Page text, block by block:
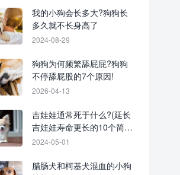
我的小狗会长多大?狗狗长
多久就不长身高了
2024-08-29
狗狗为何频繁舔屁屁?狗狗
不停舔屁股的7个原因!
2026-04-13
吉娃娃通常死于什么?(延长
吉娃娃寿命更长的10个简单
技巧)
2024-05-01
腊肠犬和柯基犬混血的小狗